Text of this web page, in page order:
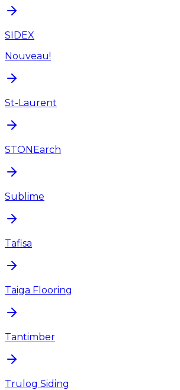
SIDEX
Nouveau!
St-Laurent
STONEarch
Sublime
Tafisa
Taiga Flooring
Tantimber
Trulog Siding